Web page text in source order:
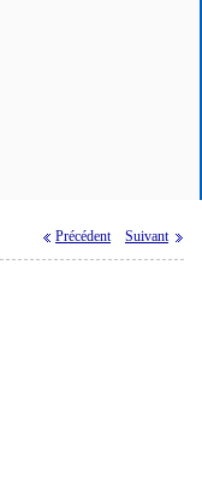
Précédent Suivant